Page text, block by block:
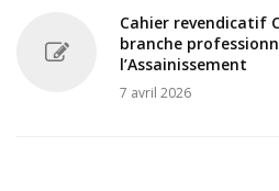
Cahier revendicatif
branche
l’Assainissement
7 avril 2026